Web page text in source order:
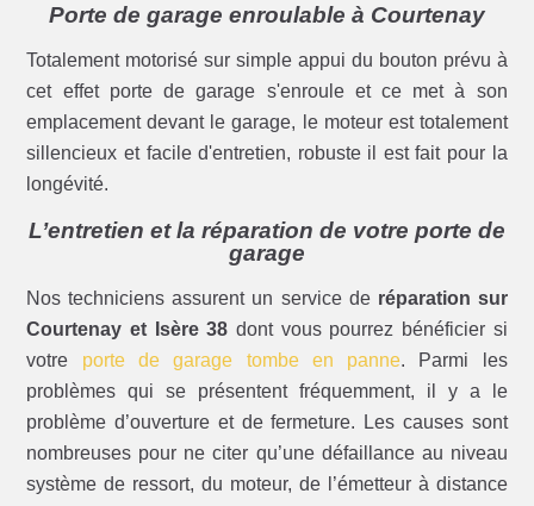
Porte de garage enroulable à Courtenay
Totalement motorisé sur simple appui du bouton prévu à
cet effet porte de garage s'enroule et ce met à son
emplacement devant le garage, le moteur est totalement
sillencieux et facile d'entretien, robuste il est fait pour la
longévité.
L’entretien et la réparation de votre porte de
garage
Nos techniciens assurent un service de réparation sur
Courtenay et Isère 38 dont vous pourrez bénéficier si
votre porte de garage tombe en panne. Parmi les
problèmes qui se présentent fréquemment, il y a le
problème d’ouverture et de fermeture. Les causes sont
nombreuses pour ne citer qu’une défaillance au niveau
système de ressort, du moteur, de l’émetteur à distance